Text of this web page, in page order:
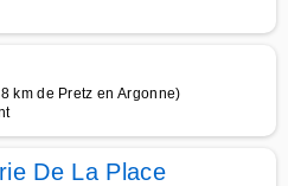
km de Pretz en Argonne)
De La Place